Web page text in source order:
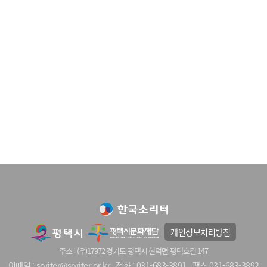
개인정보처리방침
주소 : (우)17972 경기도 평택시 현덕면 평택호길 147